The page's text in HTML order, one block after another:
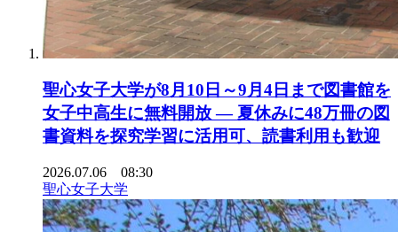
聖心女子大学が8月10日～9月4日まで図書館を
女子中高生に無料開放 ― 夏休みに48万冊の図
書資料を探究学習に活用可、読書利用も歓迎
2026.07.06 08:30
聖心女子大学